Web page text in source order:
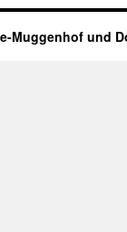
Muggenhof und